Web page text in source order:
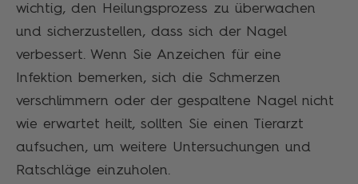
wichtig, den Heilungsprozess zu überwachen
und sicherzustellen, dass sich der Nagel
verbessert. Wenn Sie Anzeichen für eine
Infektion bemerken, sich die Schmerzen
verschlimmern oder der gespaltene Nagel nicht
wie erwartet heilt, sollten Sie einen Tierarzt
aufsuchen, um weitere Untersuchungen und
Ratschläge einzuholen.